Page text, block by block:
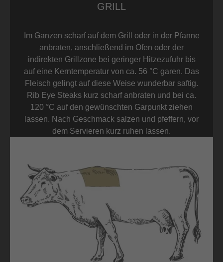
GRILL
Im Ganzen scharf auf dem Grill oder in der Pfanne
anbraten, anschließend im Ofen oder der
indirekten Grillzone bei geringer Hitzezufuhr bis
auf eine Kerntemperatur von ca. 56 °C garen. Das
Fleisch gelingt auf diese Weise wunderbar saftig.
Rib Eye Steaks kurz scharf anbraten und bei ca.
120 °C auf den gewünschten Garpunkt ziehen
lassen. Nach Geschmack salzen und pfeffern, vor
dem Servieren kurz ruhen lassen.